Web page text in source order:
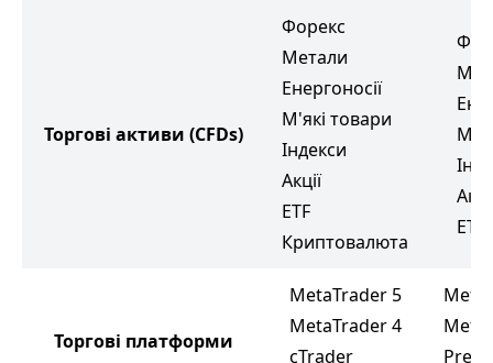
Торгові активи (CFDs)
Форекс
Метали
Енергоносії
М'які товари
Індекси
Акції
ETF
Криптовалюта
ETF
Торгові платформи
MetaTrader 5
MetaTrader 4
cTrader